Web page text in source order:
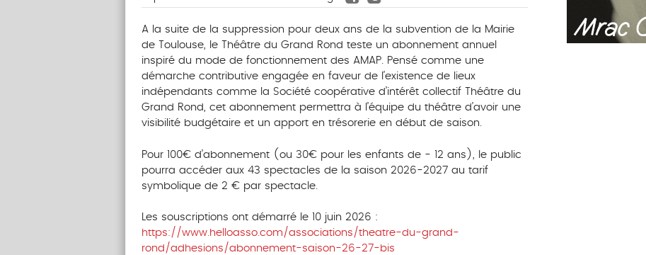
A la suite de la suppression pour deux ans de la subvention de la Mairie
de Toulouse, le Théâtre du Grand Rond teste un abonnement annuel
inspiré du mode de fonctionnement des AMAP. Pensé comme une
démarche contributive engagée en faveur de l’existence de lieux
indépendants comme la Société coopérative d’intérêt collectif Théâtre du
Grand Rond, cet abonnement permettra à l’équipe du théâtre d’avoir une
visibilité budgétaire et un apport en trésorerie en début de saison.
Pour 100€ d’abonnement (ou 30€ pour les enfants de - 12 ans), le public
pourra accéder aux 43 spectacles de la saison 2026-2027 au tarif
symbolique de 2 € par spectacle.
Les souscriptions ont démarré le 10 juin 2026 :
https://www.helloasso.com/associations/theatre-du-grand-
rond/adhesions/abonnement-saison-26-27-bis